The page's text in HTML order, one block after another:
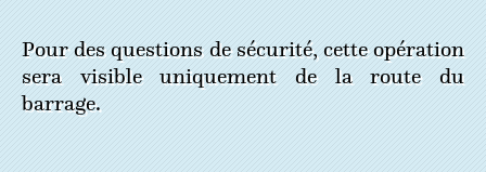
Pour des questions de sécurité, cette opération
sera visible uniquement de la route du
barrage.